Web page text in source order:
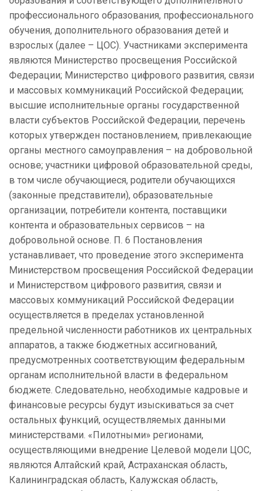
профессионального образования, профессионального
обучения, дополнительного образования детей и
взрослых (далее – ЦОС). Участниками эксперимента
являются Министерство просвещения Российской
Федерации; Министерство цифрового развития, связи
и массовых коммуникаций Российской Федерации;
высшие исполнительные органы государственной
власти субъектов Российской Федерации, перечень
которых утвержден постановлением, привлекающие
органы местного самоуправления – на добровольной
основе; участники цифровой образовательной среды,
в том числе обучающиеся, родители обучающихся
(законные представители), образовательные
организации, потребители контента, поставщики
контента и образовательных сервисов – на
добровольной основе. П. 6 Постановления
устанавливает, что проведение этого эксперимента
Министерством просвещения Российской Федерации
и Министерством цифрового развития, связи и
массовых коммуникаций Российской Федерации
осуществляется в пределах установленной
предельной численности работников их центральных
аппаратов, а также бюджетных ассигнований,
предусмотренных соответствующим федеральным
органам исполнительной власти в федеральном
бюджете. Следовательно, необходимые кадровые и
финансовые ресурсы будут изыскиваться за счет
остальных функций, осуществляемых данными
министерствами. «Пилотными» регионами,
осуществляющими внедрение Целевой модели ЦОС,
являются Алтайский край, Астраханская область,
Калининградская область, Калужская область,